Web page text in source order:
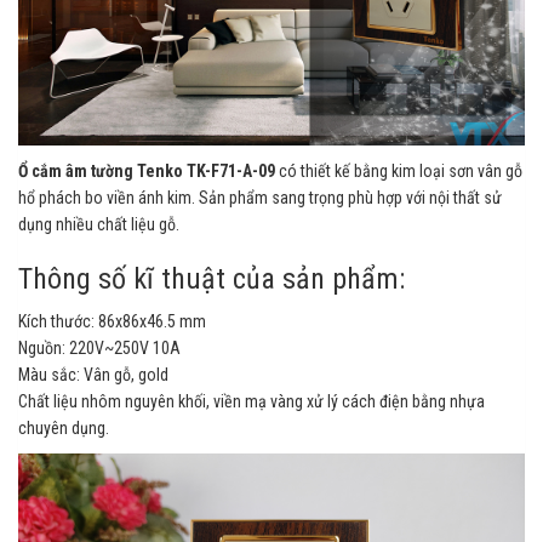
Ổ cắm âm tường Tenko TK-F71-A-09có thiết kế bằng kim loại sơn vân gỗ
hổ phách bo viền ánh kim. Sản phẩm sang trọng phù hợp với nội thất sử
dụng nhiều chất liệu gỗ.
Thông số kĩ thuật của sản phẩm:
Kích thước: 86x86x46.5 mm
Nguồn: 220V~250V 10A
Màu sắc: Vân gỗ, gold
Chất liệu nhôm nguyên khối, viền mạ vàng xử lý cách điện bằng nhựa
chuyên dụng.